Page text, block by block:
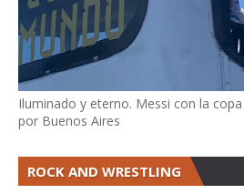
Iluminado y eterno. Messi con la
por Buenos Aires
ROCK AND WRESTLING